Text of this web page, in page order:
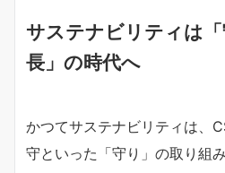
サステナビリティは
長」の時代へ
かつてサステナビリティは、
守といった「守り」の取り組